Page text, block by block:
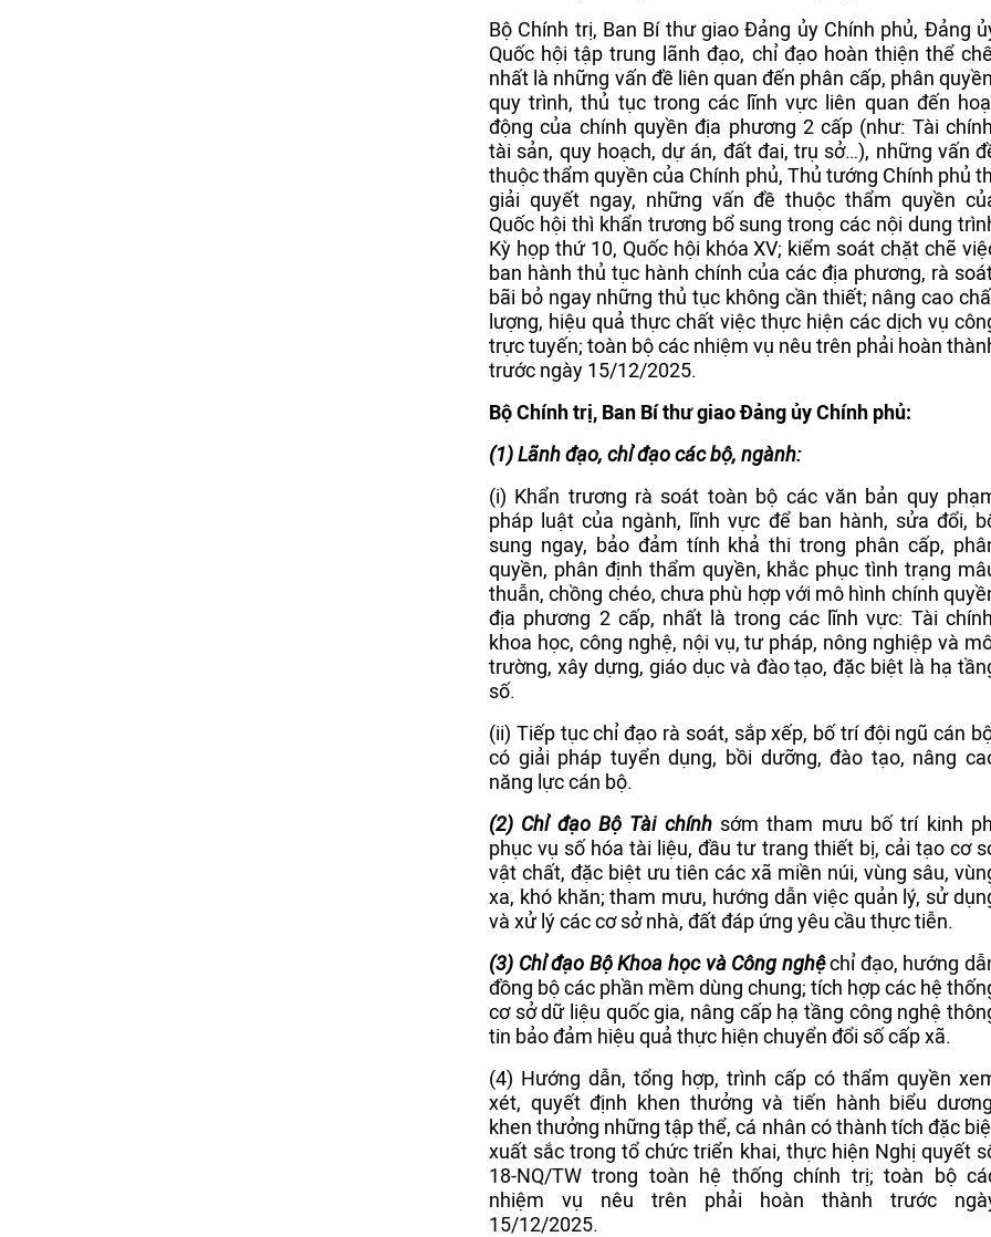
Bộ Chính trị, Ban Bí thư giao Đảng ủy Chính phủ, Đảng
Quốc hội tập trung lãnh đạo, chỉ đạo hoàn thiện thể
nhất là những vấn đề liên quan đến phân cấp, phân
quy trình, thủ tục trong các lĩnh vực liên quan đến
động của chính quyền địa phương 2 cấp (như: Tài
tài sản, quy hoạch, dự án, đất đai, trụ sở…), những vấn
thuộc thẩm quyền của Chính phủ, Thủ tướng Chính phủ
giải quyết ngay, những vấn đề thuộc thẩm quyền
Quốc hội thì khẩn trương bổ sung trong các nội dung
Kỳ họp thứ 10, Quốc hội khóa XV; kiểm soát chặt chẽ
ban hành thủ tục hành chính của các địa phương, rà
bãi bỏ ngay những thủ tục không cần thiết; nâng cao
lượng, hiệu quả thực chất việc thực hiện các dịch vụ
trực tuyến; toàn bộ các nhiệm vụ nêu trên phải hoàn
trước ngày 15/12/2025.
Bộ Chính trị, Ban Bí thư giao Đảng ủy Chính phủ:
(1) Lãnh đạo, chỉ đạo các bộ, ngành:
(i) Khẩn trương rà soát toàn bộ các văn bản quy
pháp luật của ngành, lĩnh vực để ban hành, sửa đổi,
sung ngay, bảo đảm tính khả thi trong phân cấp,
quyền, phân định thẩm quyền, khắc phục tình trạng
thuẫn, chồng chéo, chưa phù hợp với mô hình chính
địa phương 2 cấp, nhất là trong các lĩnh vực: Tài
khoa học, công nghệ, nội vụ, tư pháp, nông nghiệp và
trường, xây dựng, giáo dục và đào tạo, đặc biệt là hạ
số.
(ii) Tiếp tục chỉ đạo rà soát, sắp xếp, bố trí đội ngũ cán
có giải pháp tuyển dụng, bồi dưỡng, đào tạo, nâng
năng lực cán bộ.
(2) Chỉ đạo Bộ Tài chínhsớm tham mưu bố trí kinh
phục vụ số hóa tài liệu, đầu tư trang thiết bị, cải tạo cơ
vật chất, đặc biệt ưu tiên các xã miền núi, vùng sâu,
xa, khó khăn; tham mưu, hướng dẫn việc quản lý, sử
và xử lý các cơ sở nhà, đất đáp ứng yêu cầu thực tiễn.
(3) Chỉ đạo Bộ Khoa học và Công nghệchỉ đạo, hướng
đồng bộ các phần mềm dùng chung; tích hợp các hệ
cơ sở dữ liệu quốc gia, nâng cấp hạ tầng công nghệ
tin bảo đảm hiệu quả thực hiện chuyển đổi số cấp xã.
(4) Hướng dẫn, tổng hợp, trình cấp có thẩm quyền
xét, quyết định khen thưởng và tiến hành biểu
khen thưởng những tập thể, cá nhân có thành tích đặc
xuất sắc trong tổ chức triển khai, thực hiện Nghị quyết
18-NQ/TW trong toàn hệ thống chính trị; toàn bộ
nhiệm vụ nêu trên phải hoàn thành trước
15/12/2025.